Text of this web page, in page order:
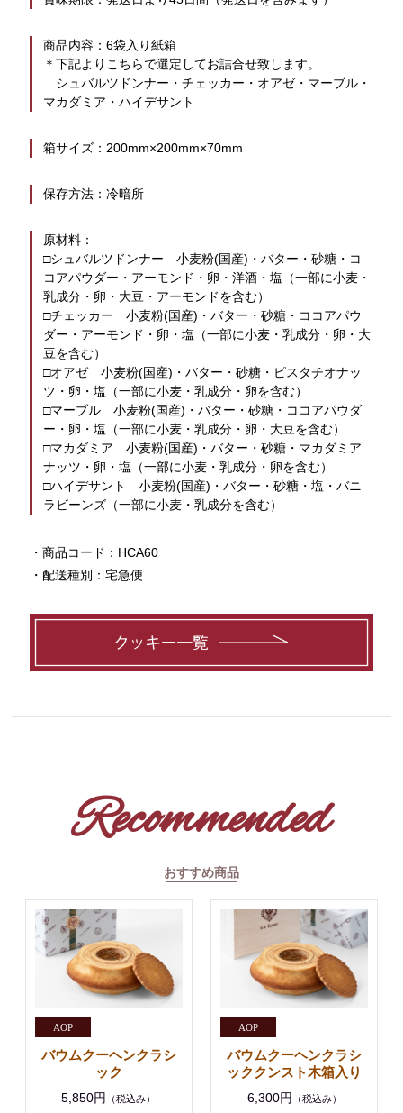
商品内容：6袋入り紙箱
＊下記よりこちらで選定してお詰合せ致します。
シュバルツドンナー・チェッカー・オアゼ・マーブル・
マカダミア・ハイデサント
箱サイズ：200mm×200mm×70mm
保存方法：冷暗所
原材料：
□シュバルツドンナー　小麦粉(国産)・バター・砂糖・コ
コアパウダー・アーモンド・卵・洋酒・塩（一部に小麦・
乳成分・卵・大豆・アーモンドを含む）
□チェッカー　小麦粉(国産)・バター・砂糖・ココアパウ
ダー・アーモンド・卵・塩（一部に小麦・乳成分・卵・大
豆を含む）
□オアゼ　小麦粉(国産)・バター・砂糖・ピスタチオナッ
ツ・卵・塩（一部に小麦・乳成分・卵を含む）
□マーブル　小麦粉(国産)・バター・砂糖・ココアパウダ
ー・卵・塩（一部に小麦・乳成分・卵・大豆を含む）
□マカダミア　小麦粉(国産)・バター・砂糖・マカダミア
ナッツ・卵・塩（一部に小麦・乳成分・卵を含む）
□ハイデサント　小麦粉(国産)・バター・砂糖・塩・バニ
ラビーンズ（一部に小麦・乳成分を含む）
・商品コード：HCA60
・配送種別：宅急便
Recommended
おすすめ商品
バウムクーヘンクラシ
ック
5,850円 （税込み）
バウムクーヘンクラシ
ッククンスト木箱入り
6,300円 （税込み）